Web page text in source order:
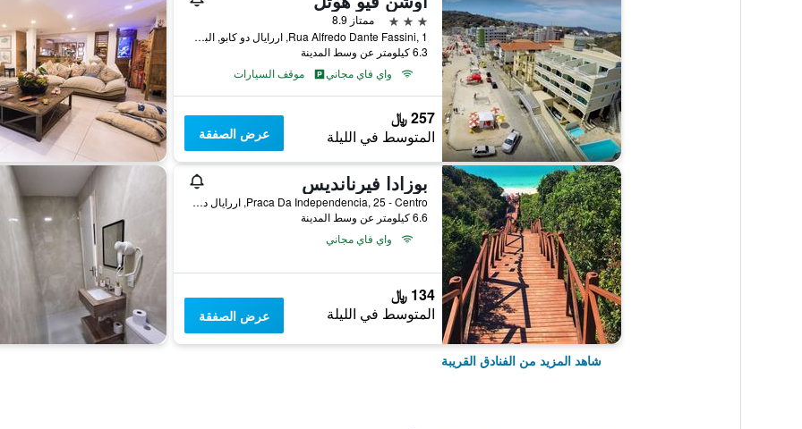
3 نجوم
ممتاز 8.9
Rua Alfredo Dante Fassini, 1, اررايال دو كابو, البرازيل
6.3 كيلومتر عن وسط المدينة
واي فاي مجاني
موقف السيارات
257 ﷼
المتوسط في الليلة عرض الصفقة
بوزادا فيرنانديس
Praca Da Independencia, 25 - Centro, اررايال دو كابو, البرازيل
6.6 كيلومتر عن وسط المدينة
واي فاي مجاني
134 ﷼
المتوسط في الليلة عرض الصفقة
شاهد المزيد من الفنادق القريبة